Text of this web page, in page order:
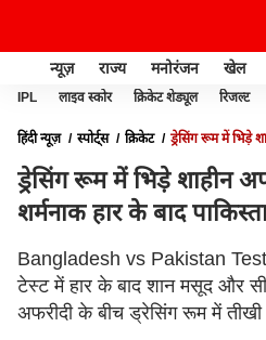
न्यूज़ राज्य मनोरंजन खेल
IPL लाइव स्कोर क्रिकेट शेड्यूल रिजल्ट
हिंदी न्यूज़ स्पोर्ट्स क्रिकेट
ड्रेसिंग रूम में भिड़े
ड्रेसिंग रूम में भिड़े शाहीन
शर्मनाक हार के बाद
Bangladesh vs Pakistan
टेस्ट में हार के बाद शान मसूद और
अफरीदी के बीच ड्रेसिंग रूम में तीखी